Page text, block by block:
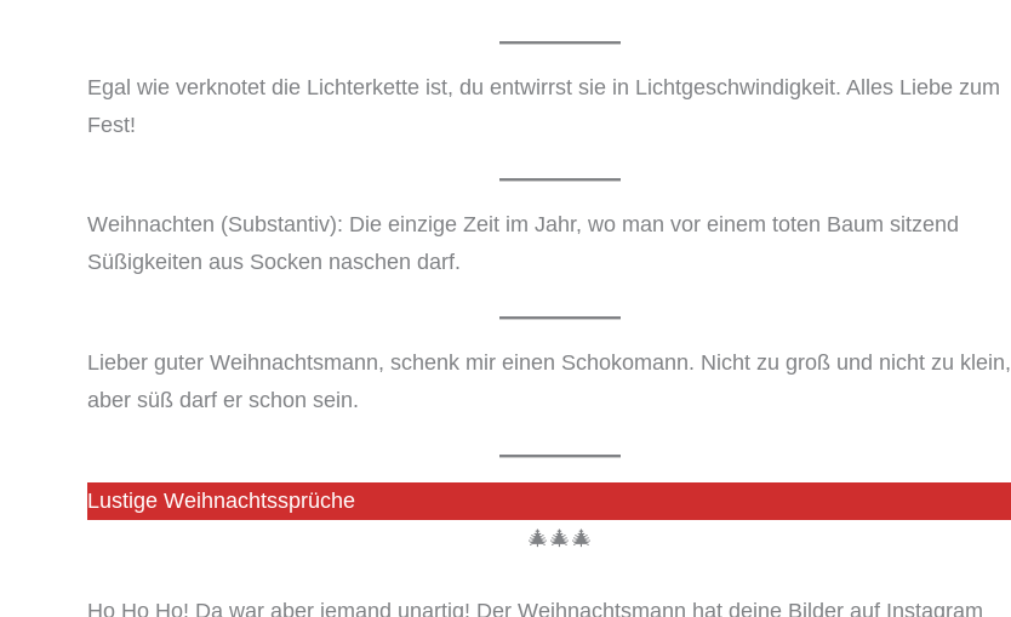
Egal wie verknotet die Lichterkette ist, du entwirrst sie in Lichtgeschwindigkeit. Alles Liebe zum
Fest!
Weihnachten (Substantiv): Die einzige Zeit im Jahr, wo man vor einem toten Baum sitzend
Süßigkeiten aus Socken naschen darf.
Lieber guter Weihnachtsmann, schenk mir einen Schokomann. Nicht zu groß und nicht zu klein,
aber süß darf er schon sein.
Lustige Weihnachtssprüche
🎄🎄🎄
Ho Ho Ho! Da war aber jemand unartig! Der Weihnachtsmann hat deine Bilder auf Instagram